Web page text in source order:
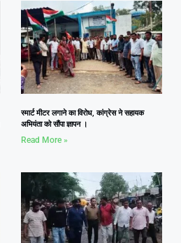
स्मार्ट मीटर लगाने का विरोध, कांग्रेस ने सहायक
अभियंता को सौंपा ज्ञापन ।
Read More »